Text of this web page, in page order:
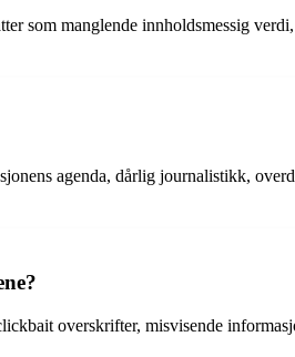
som manglende innholdsmessig
agenda, dårlig journalistikk,
overskrifter, misvisende